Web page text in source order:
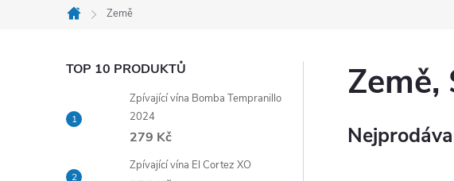
Domů
Země
P
o
s
TOP 10 PRODUKTŮ
Zpívající vína Bomba Tempranillo
2024
279 Kč
Zpívající vína El Cortez XO
Země,